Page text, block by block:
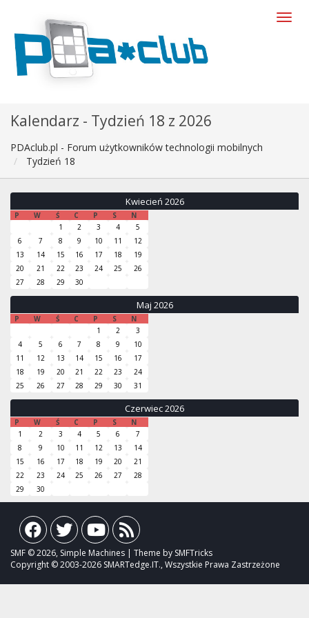
Kalendarz - Tydzień 18 z 2026
PDAclub.pl - Forum użytkowników technologii mobilnych
Tydzień 18
Kwiecień 2026
P W Ś C P S
N
1
2 3 4
5
6
7 8 9 10 11
12
13
14 15 16 17 18
19
20
21 22 23 24 25
26
27
28 29 30
Maj 2026
P W Ś C P S
N
1
2
3
4
5 6 7 8 9
10
11
12 13 14 15 16
17
18
19 20 21 22 23
24
25
26 27 28 29 30 31
Czerwiec 2026
P W Ś C P S
N
1
2 3 4 5 6
7
8
9 10 11 12 13
14
15
16 17 18 19 20
21
22
23 24 25 26 27
28
29
30
SMF © 2026, Simple Machines | Theme by SMFTricks
Copyright © 2003-2026 SMARTedge.IT., Wszystkie Prawa Zastrzeżone